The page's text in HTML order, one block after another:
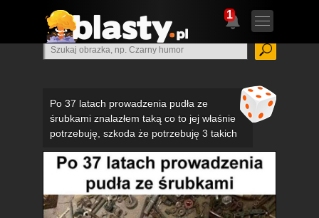
1
Po 37 latach prowadzenia pudła ze
śrubkami znalazłem taką co to jej właśnie
potrzebuję, szkoda że potrzebuję 3 takich